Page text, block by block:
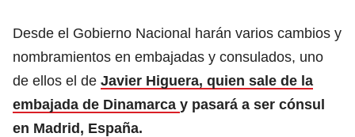
Desde el Gobierno Nacional harán varios cambios y
nombramientos en embajadas y consulados, uno
de ellos el de Javier Higuera, quien sale de la
embajada de Dinamarca y pasará a ser cónsul
en Madrid, España.